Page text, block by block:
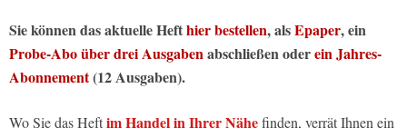
Sie können das aktuelle Hefthier bestellen, alsEpaper, ein
Probe-Abo über drei Ausgabenabschließen oderein Jahres-
Abonnement(12 Ausgaben).
Wo Sie das Heftim Handel in Ihrer Nähefinden, verrät Ihnen ein